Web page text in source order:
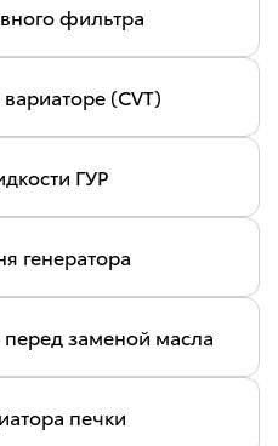
фильтра
(CVT)
ГУР
генератора
заменой масла
печки